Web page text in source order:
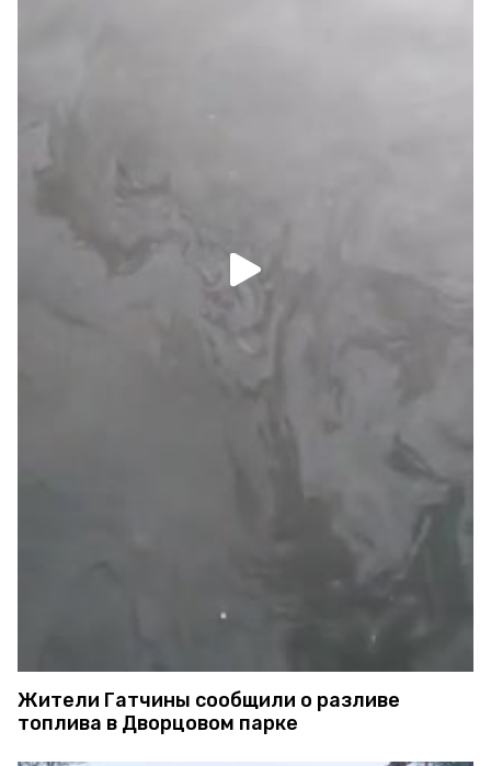
Жители Гатчины сообщили о разливе
топлива в Дворцовом парке